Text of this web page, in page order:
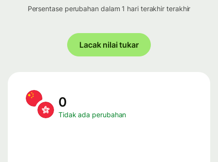
Persentase perubahan dalam 1 hari terakhir terakhir
Lacak nilai tukar
0
Tidak ada perubahan